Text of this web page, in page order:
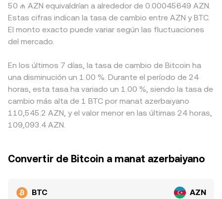
50 ₼ AZN equivaldrían a alrededor de 0.00045649 AZN.
Estas cifras indican la tasa de cambio entre AZN y BTC.
El monto exacto puede variar según las fluctuaciones
del mercado.
En los últimos 7 días, la tasa de cambio de Bitcoin ha
una disminución un 1.00 %. Durante el período de 24
horas, esta tasa ha variado un 1.00 %, siendo la tasa de
cambio más alta de 1 BTC por manat azerbaiyano
110,545.2 AZN, y el valor menor en las últimas 24 horas,
109,093.4 AZN.
Convertir de Bitcoin a manat azerbaiyano
BTC AZN